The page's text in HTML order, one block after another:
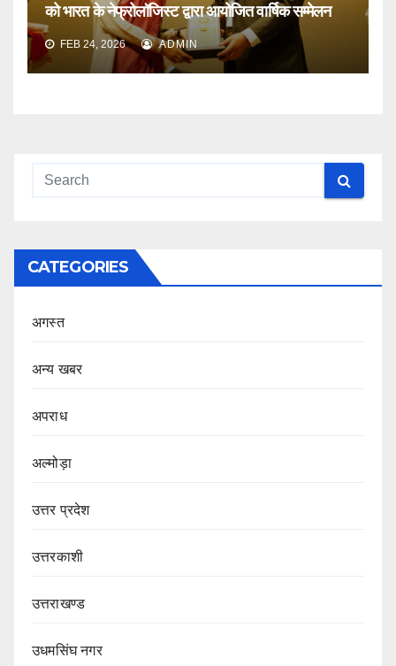
को भारत के नेफ्रोलॉजिस्ट द्वारा आयोजित वार्षिक सम्मेलन
FEB 24, 2026 ADMIN
CATEGORIES
अगस्त
अन्य खबर
अपराध
अल्मोड़ा
उत्तर प्रदेश
उत्तरकाशी
उत्तराखण्ड
उधमसिंघ नगर